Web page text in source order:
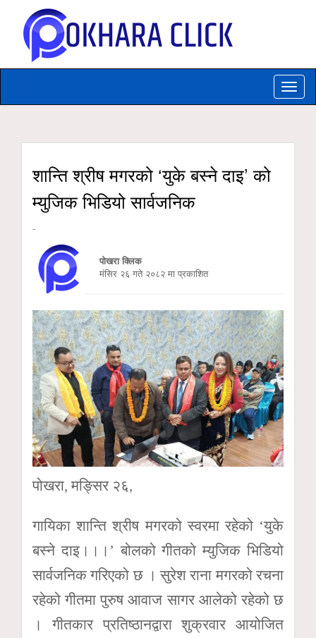
Toggle
शान्ति श्रीष मगरको ‘युके बस्ने दाइ’ को
म्युजिक भिडियो सार्वजनिक
-
पोखरा क्लिक
मंसिर २६ गते २०८२ मा प्रकाशित
पोखरा, मङ्सिर २६,
गायिका शान्ति श्रीष मगरको स्वरमा रहेको ‘युके
बस्ने दाइ।।।’ बोलको गीतको म्युजिक भिडियो
सार्वजनिक गरिएको छ । सुरेश राना मगरको रचना
रहेको गीतमा पुरुष आवाज सागर आलेको रहेको छ
। गीतकार प्रतिष्ठानद्वारा शुक्रवार आयोजित